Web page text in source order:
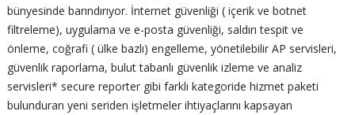
bünyesinde barındırıyor. İnternet güvenliği ( içerik ve botnet
filtreleme), uygulama ve e-posta güvenliği, saldırı tespit ve
önleme, coğrafi ( ülke bazlı) engelleme, yönetilebilir AP servisleri,
güvenlik raporlama, bulut tabanlı güvenlik izleme ve analiz
servisleri* secure reporter gibi farklı kategoride hizmet paketi
bulunduran yeni seriden işletmeler ihtiyaçlarını kapsayan